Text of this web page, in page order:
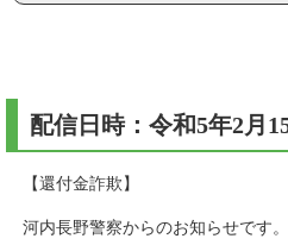
配信日時：令和5年2月
【還付金詐欺】
河内長野警察からのお知らせです